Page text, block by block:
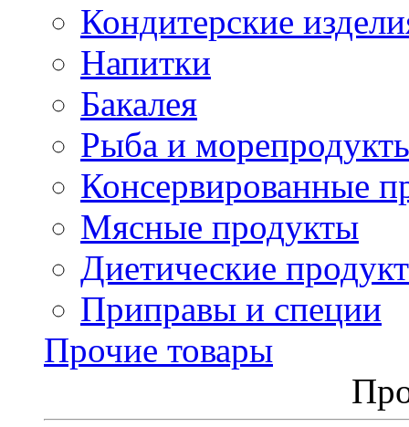
Кондитерские
Напитки
Бакалея
Рыба и
Консервированные
Мясные продукты
Диетические
Приправы и специи
Прочие товары